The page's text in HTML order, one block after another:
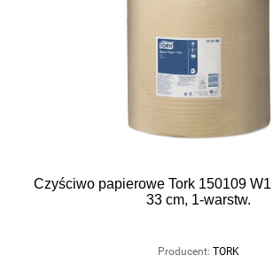
Czyściwo papierowe Tork 150109 W1
33 cm, 1-warstw.
Producent: TORK